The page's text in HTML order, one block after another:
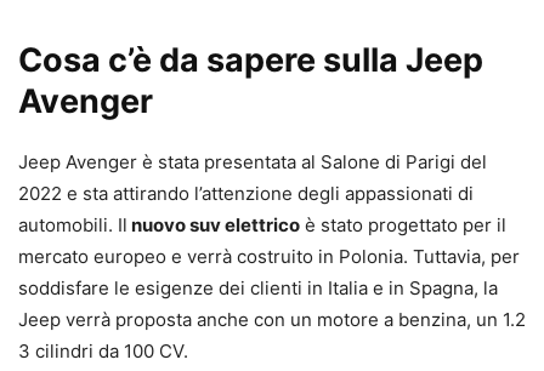
Cosa c’è da sapere sulla Jeep
Avenger
Jeep Avenger è stata presentata al Salone di Parigi del
2022 e sta attirando l’attenzione degli appassionati di
automobili. Il nuovo suv elettrico è stato progettato per il
mercato europeo e verrà costruito in Polonia. Tuttavia, per
soddisfare le esigenze dei clienti in Italia e in Spagna, la
Jeep verrà proposta anche con un motore a benzina, un 1.2
3 cilindri da 100 CV.